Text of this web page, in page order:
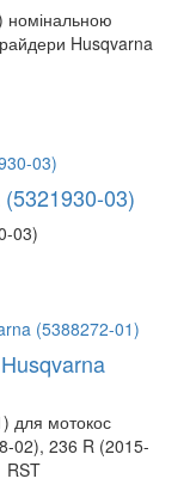
номінальною
Husqvarna
03)
03)
для мотокос
02), 236 R (2015-
RST